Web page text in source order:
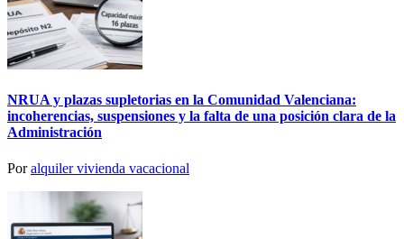
NRUA y plazas supletorias en la Comunidad Valenciana:
incoherencias, suspensiones y la falta de una posición clara de la
Administración
Poralquiler vivienda vacacional